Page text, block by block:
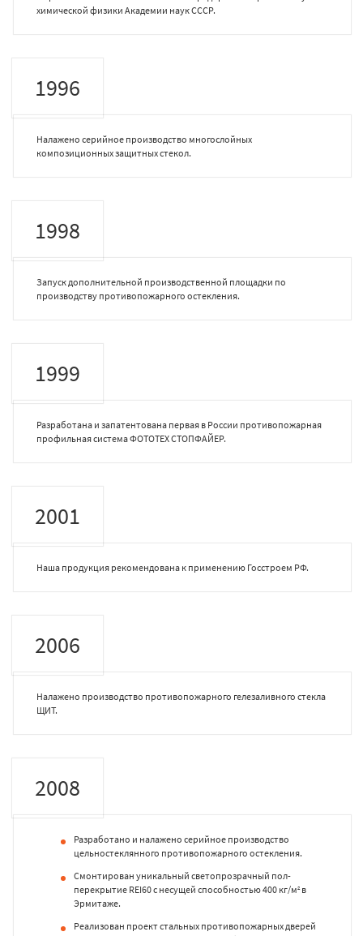
химической физики Академии наук СССР.
1996
Налажено серийное производство многослойных
композиционных защитных стекол.
1998
Запуск дополнительной производственной площадки по
производству противопожарного остекления.
1999
Разработана и запатентована первая в России противопожарная
профильная система ФОТОТЕХ СТОПФАЙЕР.
2001
Наша продукция рекомендована к применению Госстроем РФ.
2006
Налажено производство противопожарного гелезаливного стекла
ЩИТ.
2008
Разработано и налажено серийное производство
цельностеклянного противопожарного остекления.
Смонтирован уникальный светопрозрачный пол-
перекрытие REI60 с несущей способностью 400 кг/м2в
Эрмитаже.
Реализован проект стальных противопожарных дверей